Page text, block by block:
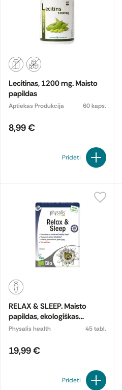
Lecitinas, 1200 mg. Maisto
papildas
Aptiekas Produkcija 60 kaps.
8,99 €
Pridėti
RELAX & SLEEP. Maisto
papildas, ekologiškas
ekologiškas
Physalis health 45 tabl.
19,99 €
Pridėti